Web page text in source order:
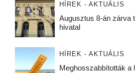
HÍREK - AKTUÁLIS
Augusztus 8-án zárva
hivatal
HÍREK - AKTUÁLIS
Meghosszabbították a